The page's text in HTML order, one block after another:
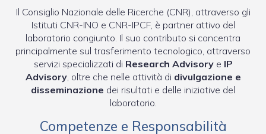
Il Consiglio Nazionale delle Ricerche (CNR), attraverso gli
Istituti CNR-INO e CNR-IPCF, è partner attivo del
laboratorio congiunto. Il suo contributo si concentra
principalmente sul trasferimento tecnologico, attraverso
servizi specializzati di Research Advisorye IP
Advisory, oltre che nelle attività di divulgazione e
disseminazione dei risultati e delle iniziative del
laboratorio.
Competenze e Responsabilità